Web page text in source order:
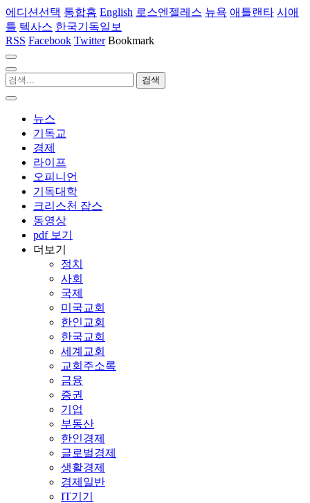
에디션선택 통합홈 English 로스엔젤레스 뉴욕 애틀랜타 시애
틀 텍사스 한국기독일보
RSS Facebook Twitter Bookmark
뉴스
기독교
경제
라이프
오피니언
기독대학
크리스천 잡스
동영상
pdf 보기
더보기
정치
사회
국제
미국교회
한인교회
한국교회
세계교회
교회주소록
금융
증권
기업
부동산
한인경제
글로벌경제
생활경제
경제일반
IT기기